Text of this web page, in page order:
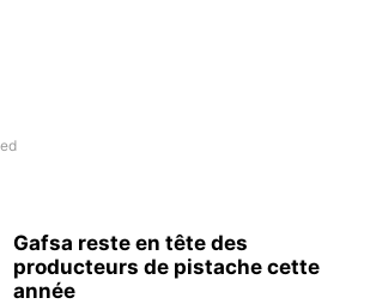
Gafsa reste en tête des
producteurs de pistache cette
année